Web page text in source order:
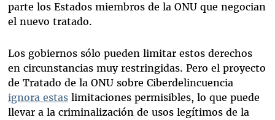
parte los Estados miembros de la ONU que negocian
el nuevo tratado.
Los gobiernos sólo pueden limitar estos derechos
en circunstancias muy restringidas. Pero el proyecto
de Tratado de la ONU sobre Ciberdelincuencia
ignora estaslimitaciones permisibles, lo que puede
llevar a la criminalización de usos legítimos de la